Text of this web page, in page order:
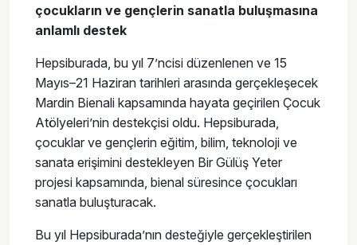
çocukların ve gençlerin sanatla buluşmasına
anlamlı destek
Hepsiburada, bu yıl 7’ncisi düzenlenen ve 15
Mayıs–21 Haziran tarihleri arasında gerçekleşecek
Mardin Bienali kapsamında hayata geçirilen Çocuk
Atölyeleri’nin destekçisi oldu. Hepsiburada,
çocuklar ve gençlerin eğitim, bilim, teknoloji ve
sanata erişimini destekleyen Bir Gülüş Yeter
projesi kapsamında, bienal süresince çocukları
sanatla buluşturacak.
Bu yıl Hepsiburada’nın desteğiyle gerçekleştirilen